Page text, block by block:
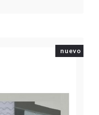
nuevo